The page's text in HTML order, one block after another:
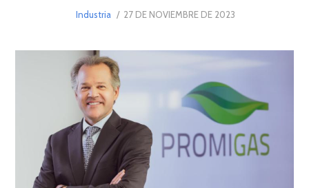
Industria
POSTED
27 DE NOVIEMBRE DE 2023